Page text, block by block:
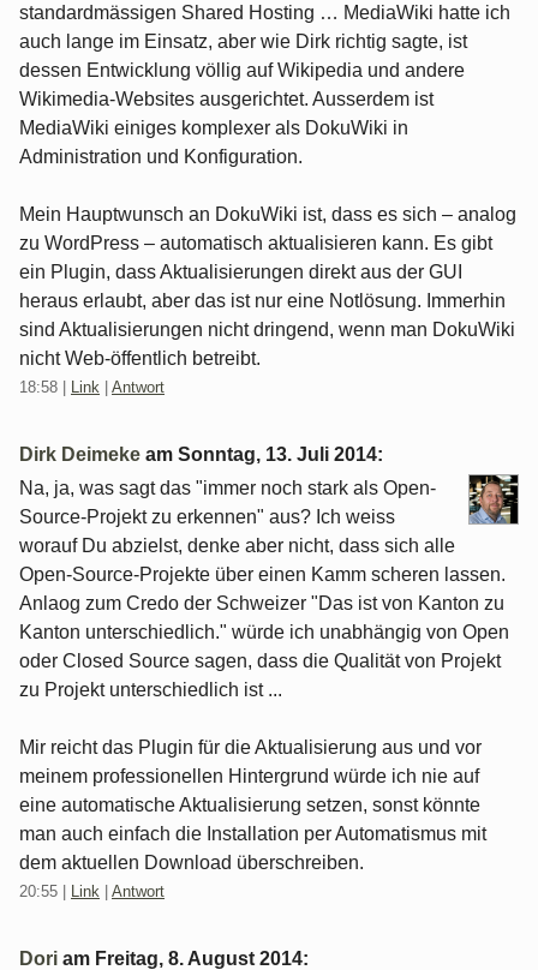
standardmässigen Shared Hosting … MediaWiki hatte ich
auch lange im Einsatz, aber wie Dirk richtig sagte, ist
dessen Entwicklung völlig auf Wikipedia und andere
Wikimedia-Websites ausgerichtet. Ausserdem ist
MediaWiki einiges komplexer als DokuWiki in
Administration und Konfiguration.
Mein Hauptwunsch an DokuWiki ist, dass es sich – analog
zu WordPress – automatisch aktualisieren kann. Es gibt
ein Plugin, dass Aktualisierungen direkt aus der GUI
heraus erlaubt, aber das ist nur eine Notlösung. Immerhin
sind Aktualisierungen nicht dringend, wenn man DokuWiki
nicht Web-öffentlich betreibt.
18:58 Link Antwort
Dirk Deimeke am Sonntag, 13. Juli 2014:
Na, ja, was sagt das "immer noch stark als Open-
Source-Projekt zu erkennen" aus? Ich weiss
worauf Du abzielst, denke aber nicht, dass sich alle
Open-Source-Projekte über einen Kamm scheren lassen.
Anlaog zum Credo der Schweizer "Das ist von Kanton zu
Kanton unterschiedlich." würde ich unabhängig von Open
oder Closed Source sagen, dass die Qualität von Projekt
zu Projekt unterschiedlich ist ...
Mir reicht das Plugin für die Aktualisierung aus und vor
meinem professionellen Hintergrund würde ich nie auf
eine automatische Aktualisierung setzen, sonst könnte
man auch einfach die Installation per Automatismus mit
dem aktuellen Download überschreiben.
20:55 Link Antwort
Dori am Freitag, 8. August 2014: